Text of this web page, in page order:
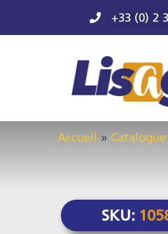
+33 (0) 2
Accueil » Catalogue
SKU: